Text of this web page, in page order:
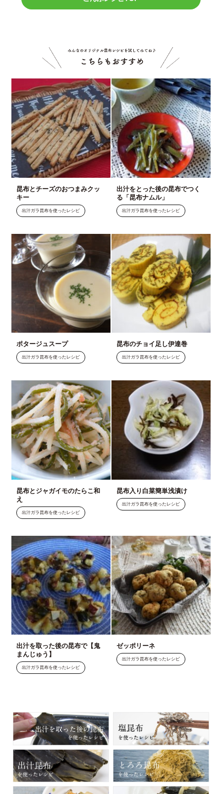
昆布とチーズのおつまみクッ
キー
出汁ガラ昆布を使ったレシピ
出汁をとった後の昆布でつく
る「昆布ナムル」
出汁ガラ昆布を使ったレシピ
ポタージュスープ
出汁ガラ昆布を使ったレシピ
昆布のチョイ足し伊達巻
出汁ガラ昆布を使ったレシピ
昆布とジャガイモのたらこ和
え
出汁ガラ昆布を使ったレシピ
昆布入り白菜簡単浅漬け
出汁ガラ昆布を使ったレシピ
出汁を取った後の昆布で【鬼
まんじゅう】
出汁ガラ昆布を使ったレシピ
ゼッポリーネ
出汁ガラ昆布を使ったレシピ